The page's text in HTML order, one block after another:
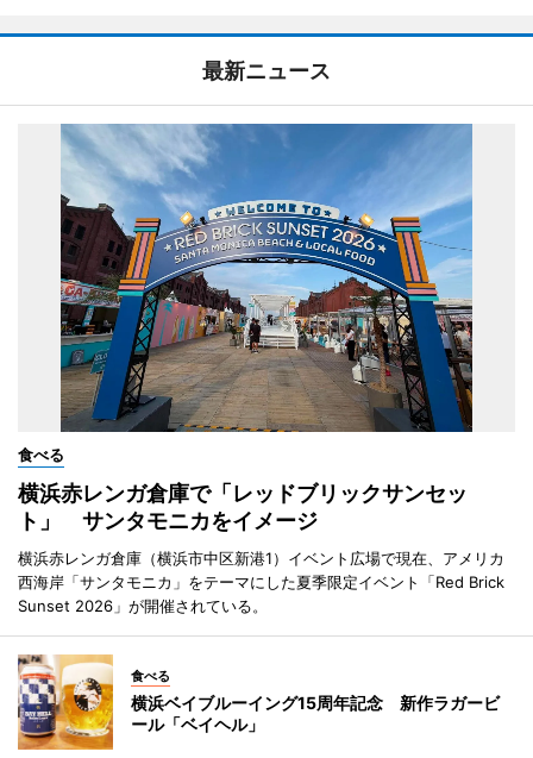
最新ニュース
食べる
横浜赤レンガ倉庫で「レッドブリックサンセッ
ト」 サンタモニカをイメージ
横浜赤レンガ倉庫（横浜市中区新港1）イベント広場で現在、アメリカ
西海岸「サンタモニカ」をテーマにした夏季限定イベント「Red Brick
Sunset 2026」が開催されている。
食べる
横浜ベイブルーイング15周年記念 新作ラガービ
ール「ベイヘル」